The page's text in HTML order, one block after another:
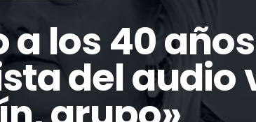
los 40
del audio